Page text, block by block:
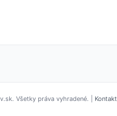
Všetky práva vyhradené. | Kontakt